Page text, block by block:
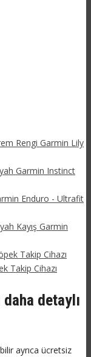
Garmin Lily
Garmin Instinct
Enduro - Ultrafit
Garmin
Takip Cihazı
detaylı
ayrıca ücretsiz